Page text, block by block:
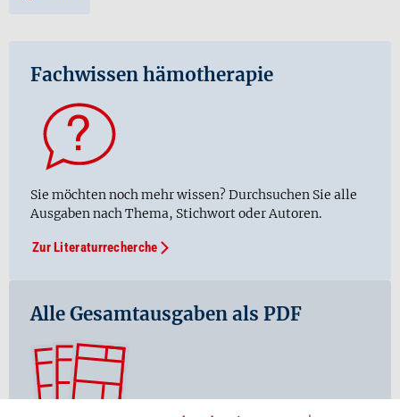
Fachwissen hämotherapie
Sie möchten noch mehr wissen? Durchsuchen Sie alle
Ausgaben nach Thema, Stichwort oder Autoren.
Zur Literaturrecherche
Alle Gesamtausgaben als PDF